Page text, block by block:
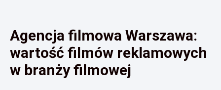
Agencja filmowa Warszawa:
wartość filmów reklamowych
w branży filmowej